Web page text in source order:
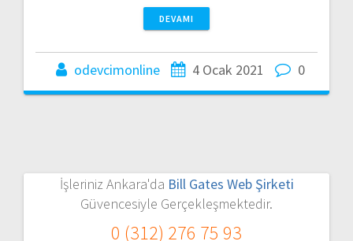
DEVAMI
odevcimonline 4 Ocak 2021 0
İşleriniz Ankara'da Bill Gates Web Şirketi
Güvencesiyle Gerçekleşmektedir.
0 (312) 276 75 93